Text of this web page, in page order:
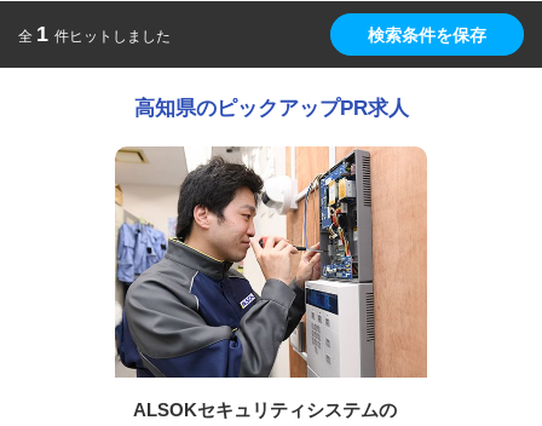
全 1 件ヒットしました 検索条件を保存
高知県のピックアップPR求人
ALSOKセキュリティシステムの